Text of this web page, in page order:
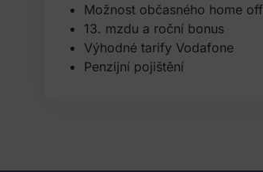
Možnost občasného home
13. mzdu a roční bonus
Výhodné tarify Vodafone
Penzijní pojištění